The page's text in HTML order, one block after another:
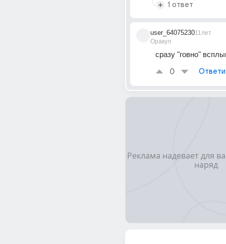
1 ответ
user_64075230
Оракул
11лет
сразу "говно"
0